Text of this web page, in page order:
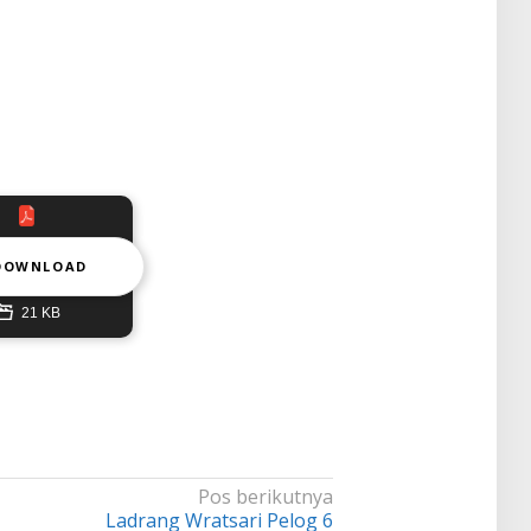
21 KB
Pos berikutnya
Ladrang Wratsari Pelog 6